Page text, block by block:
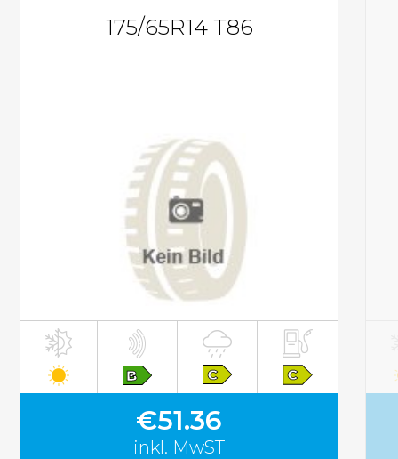
175/65R14 T86
€51.36
inkl. MwST
inkl. MwST